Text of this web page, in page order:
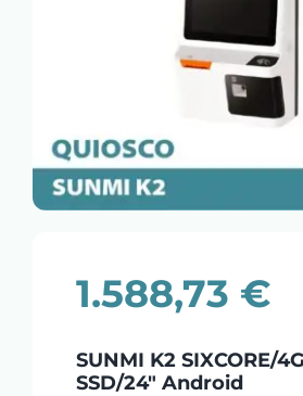
1.588,73 €
SUNMI K2 SIXCORE/
SSD/24″ Android